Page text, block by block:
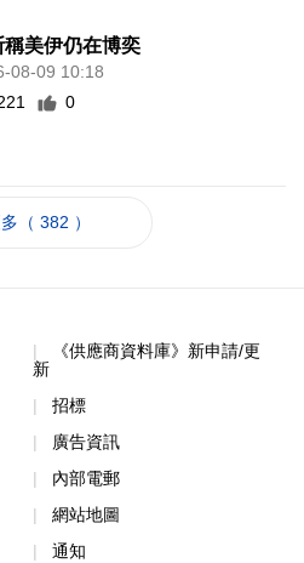
稱美伊仍在博奕
08-09 10:18
0
（ 382 ）
《供應商資料庫》新申請/更
新
招標
廣告資訊
內部電郵
網站地圖
通知